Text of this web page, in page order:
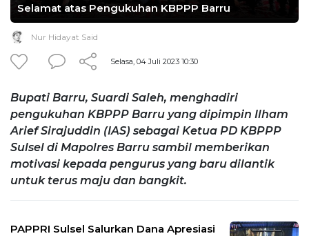
Selamat atas Pengukuhan KBPPP Barru
Nur Hidayat Said
Selasa, 04 Juli 2023 10:30
Bupati Barru, Suardi Saleh, menghadiri
pengukuhan KBPPP Barru yang dipimpin Ilham
Arief Sirajuddin (IAS) sebagai Ketua PD KBPPP
Sulsel di Mapolres Barru sambil memberikan
motivasi kepada pengurus yang baru dilantik
untuk terus maju dan bangkit.
PAPPRI Sulsel Salurkan Dana Apresiasi